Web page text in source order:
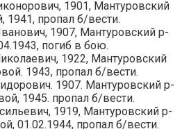
1901, Мантуровский
1941, пропал б/вести.
1907, Мантуровский р-
погиб в бою.
1922, Мантуровский
1943, пропал б/вести.
1907. Мантуровский р-
1945. пропал б/вести.
1919, Мантуровский р-
01.02.1944, пропал б/вести.